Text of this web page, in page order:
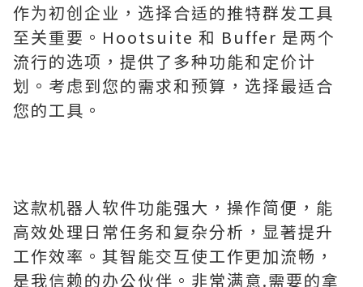
作为初创企业，选择合适的推特群发工具
至关重要。Hootsuite 和 Buffer 是两个
流行的选项，提供了多种功能和定价计
划。考虑到您的需求和预算，选择最适合
您的工具。
这款机器人软件功能强大，操作简便，能
高效处理日常任务和复杂分析，显著提升
工作效率。其智能交互使工作更加流畅，
是我信赖的办公伙伴。非常满意.需要的拿